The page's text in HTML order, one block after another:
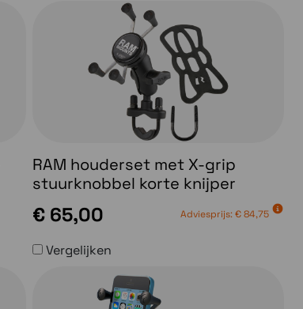
RAM houderset met X-grip
stuurknobbel korte knijper
€ 65,00 Adviesprijs:€ 84,75
Vergelijken